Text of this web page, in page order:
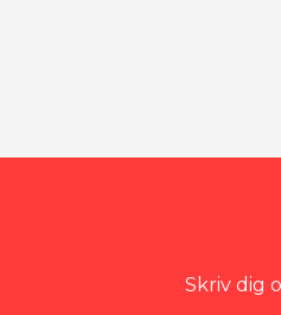
Skriv dig